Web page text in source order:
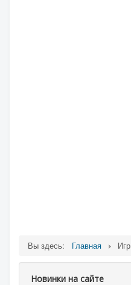
Вы здесь: Главная
Новинки на сайте